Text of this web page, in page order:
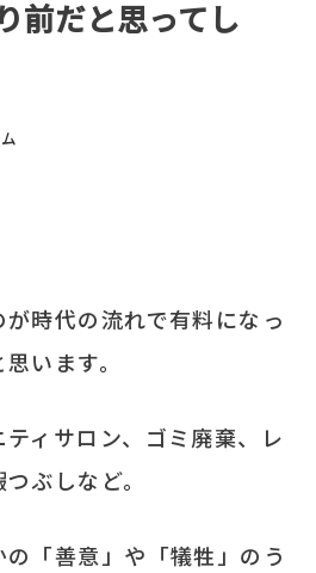
前だと思ってし
時代の流れで有料になっ
います。
ィサロン、ゴミ廃棄、レ
ぶしなど。
「善意」や「犠牲」のう